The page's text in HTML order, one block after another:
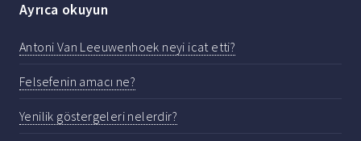
Ayrıca okuyun
Antoni Van Leeuwenhoek neyi icat etti?
Felsefenin amacı ne?
Yenilik göstergeleri nelerdir?